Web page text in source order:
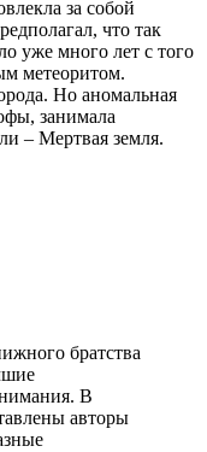
за собой
что так
уже много лет с того
метеоритом.
Но аномальная
занимала
– Мертвая земля.
братства
В
авторы